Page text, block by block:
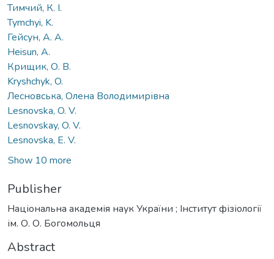
Тимчий, К. І.
Tymchyi, K.
Гейсун, А. А.
Heisun, A.
Крищик, О. В.
Kryshchyk, O.
Лесновська, Олена Володимирівна
Lesnovska, O. V.
Lesnovskay, O. V.
Lesnovska, E. V.
Show 10 more
Publisher
Національна академія наук України ; Інститут фізіології
ім. О. О. Богомольця
Abstract